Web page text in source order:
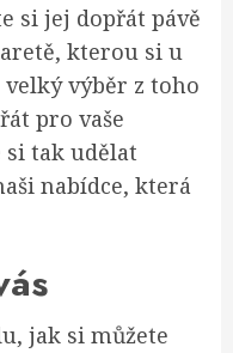
si jej dopřát pávě
, kterou si u
výběr z toho
pro vaše
tak udělat
nabídce, která
jak si můžete